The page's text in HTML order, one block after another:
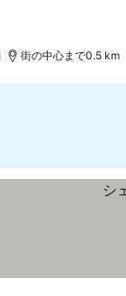
街の中心まで0.5 km